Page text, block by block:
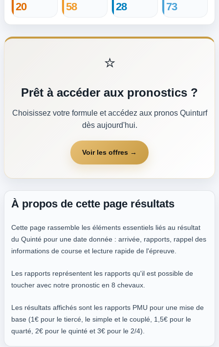
20 58 28 73
⭐
Prêt à accéder aux pronostics ?
Choisissez votre formule et accédez aux pronos Quinturf
dès aujourd'hui.
Voir les offres →
À propos de cette page résultats
Cette page rassemble les éléments essentiels liés au résultat
du Quinté pour une date donnée : arrivée, rapports, rappel des
informations de course et lecture rapide de l'épreuve.
Les rapports représentent les rapports qu'il est possible de
toucher avec notre pronostic en 8 chevaux.
Les résultats affichés sont les rapports PMU pour une mise de
base (1€ pour le tiercé, le simple et le couplé, 1,5€ pour le
quarté, 2€ pour le quinté et 3€ pour le 2/4).